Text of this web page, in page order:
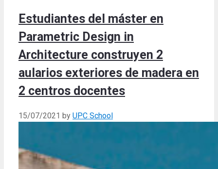
Estudiantes del máster en
Parametric Design in
Architecture construyen 2
aularios exteriores de madera en
2 centros docentes
15/07/2021 by UPC School